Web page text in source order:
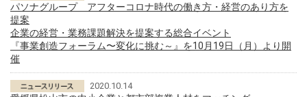
パソナグループ アフターコロナ時代の働き方・経営のあり方を
提案
企業の経営・業務課題解決を提案する総合イベント
『事業創造フォーラム〜変化に挑む～』を10月19日（月）より開
催
2020.10.14